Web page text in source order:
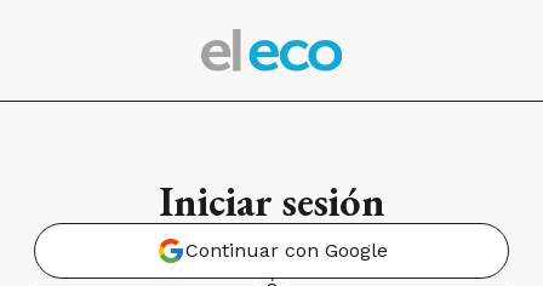
Iniciar sesión
Continuar con Google